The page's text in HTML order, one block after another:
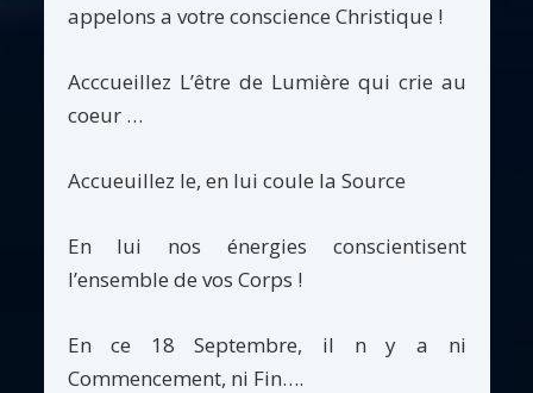
appelons a votre conscience Christique !
Acccueillez L’être de Lumière qui crie au
coeur …
Accueuillez le, en lui coule la Source
En lui nos énergies conscientisent
l’ensemble de vos Corps !
En ce 18 Septembre, il n y a ni
Commencement, ni Fin….